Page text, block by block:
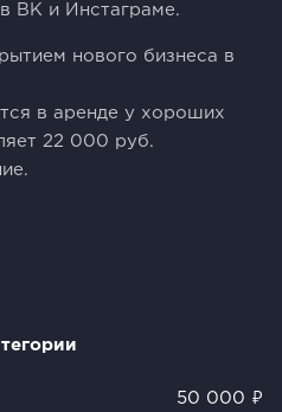
ВК и Инстаграме.
нового бизнеса в
в аренде у хороших
22 000 руб.
50 000 ₽